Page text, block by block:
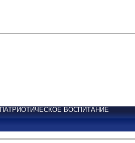
ПАТРИОТИЧЕСКОЕ ВОСПИТАНИЕ